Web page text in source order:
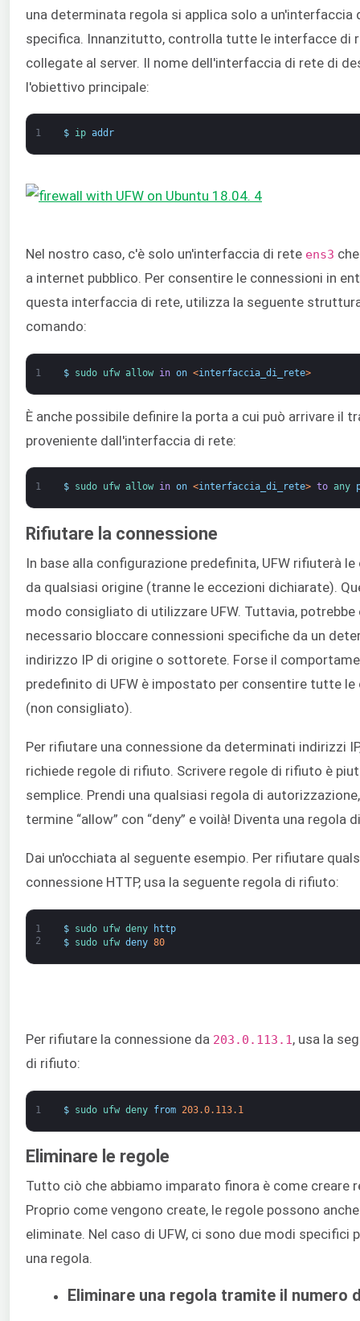
una determinata regola si applica solo a un'interfaccia
specifica. Innanzitutto, controlla tutte le interfacce di
collegate al server. Il nome dell'interfaccia di rete di
l'obiettivo principale:
1 $ ip addr
Nel nostro caso, c'è solo un'interfaccia di rete ens3
a internet pubblico. Per consentire le connessioni in
questa interfaccia di rete, utilizza la seguente
comando:
1 $ sudo ufw allow in on <interfaccia_di_rete>
È anche possibile definire la porta a cui può arrivare il
proveniente dall'interfaccia di rete:
1 $ sudo ufw allow in on <interfaccia_di_rete> to any
Rifiutare la connessione
In base alla configurazione predefinita, UFW rifiuterà
da qualsiasi origine (tranne le eccezioni dichiarate).
modo consigliato di utilizzare UFW. Tuttavia, potrebbe
necessario bloccare connessioni specifiche da un
indirizzo IP di origine o sottorete. Forse il
predefinito di UFW è impostato per consentire tutte le
(non consigliato).
Per rifiutare una connessione da determinati indirizzi
richiede regole di rifiuto. Scrivere regole di rifiuto è
semplice. Prendi una qualsiasi regola di
termine “allow” con “deny” e voilà! Diventa una regola
Dai un'occhiata al seguente esempio. Per rifiutare
connessione HTTP, usa la seguente regola di rifiuto:
1
2
$ sudo ufw deny
http
$
sudo ufw deny 80
Per rifiutare la connessione da 203.0.113.1 , usa la
di rifiuto:
1 $ sudo ufw deny from 203.0.113.1
Eliminare le regole
Tutto ciò che abbiamo imparato finora è come creare
Proprio come vengono create, le regole possono
eliminate. Nel caso di UFW, ci sono due modi specifici
una regola.
Eliminare una regola tramite il numero